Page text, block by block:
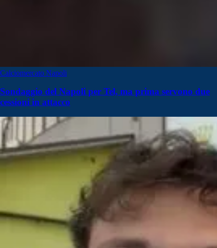
Calciomercato Napoli
Sondaggio del Napoli per Tel, ma prima servono due
cessioni in attacco